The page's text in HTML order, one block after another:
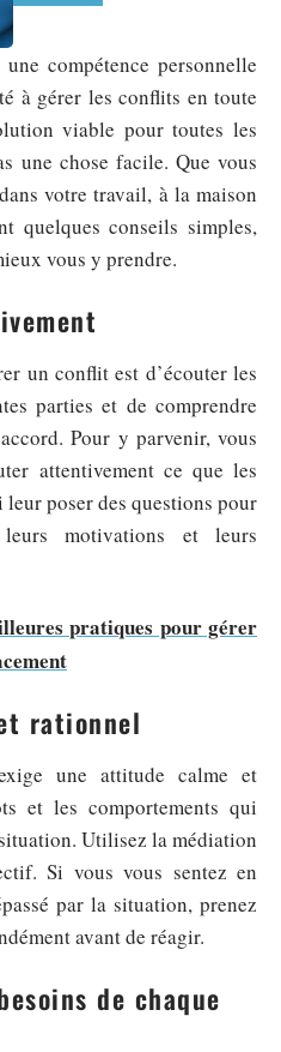
compétence personnelle
à gérer les conflits en toute
viable pour toutes les
une chose facile. Que vous
votre travail, à la maison
quelques conseils simples,
vous y prendre.
un conflit est d’écouter les
parties et de comprendre
Pour y parvenir, vous
attentivement ce que les
poser des questions pour
motivations et leurs
pratiques pour gérer
rationnel
une attitude calme et
et les comportements qui
Utilisez la médiation
Si vous vous sentez en
par la situation, prenez
avant de réagir.
de chaque